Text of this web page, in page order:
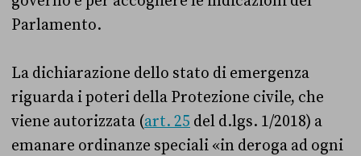
Parlamento.
La dichiarazione dello stato di emergenza
riguarda i poteri della Protezione civile, che
viene autorizzata (art. 25 del d.lgs. 1/2018) a
emanare ordinanze speciali «in deroga ad ogni